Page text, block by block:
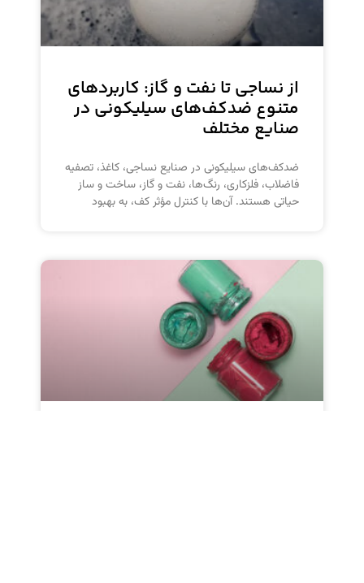
از نساجی تا نفت و گاز: کاربردهای
متنوع ضدکف‌های سیلیکونی در
صنایع مختلف
ضدکف‌های سیلیکونی در صنایع نساجی، کاغذ، تصفیه
فاضلاب، فلزکاری، رنگ‌ها، نفت و گاز، ساخت و ساز
حیاتی هستند. آن‌ها با کنترل مؤثر کف، به بهبود